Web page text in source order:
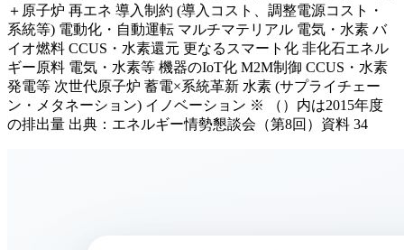
＋原子炉 再エネ 導入制約 (導入コスト、調整電源コスト・
系統等) 電動化・自動運転 マルチマテリアル 電気・水素 バ
イオ燃料 CCUS・水素還元 更なるスマート化 非化石エネル
ギー原料 電気・水素等 機器のIoT化 M2M制御 CCUS・水素
発電等 次世代原子炉 蓄電×系統革新 水素 (サプライチェー
ン・メタネーション) イノベーション ※ （）内は2015年度
の排出量 出典：エネルギー情勢懇談会（第8回）資料 34